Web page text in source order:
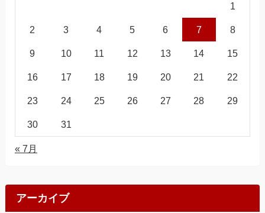
1
2 3 4 5 6 7 8
9 10 11 12 13 14 15
16 17 18 19 20 21 22
23 24 25 26 27 28 29
30 31
« 7月
アーカイブ